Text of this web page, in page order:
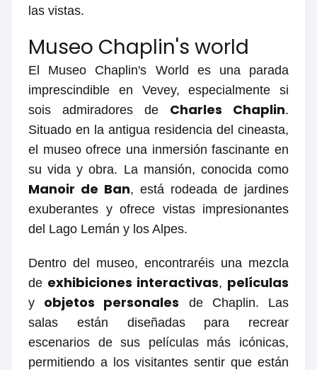
las vistas.
Museo Chaplin's world
El Museo Chaplin's World es una parada
imprescindible en Vevey, especialmente si
sois admiradores de Charles Chaplin.
Situado en la antigua residencia del cineasta,
el museo ofrece una inmersión fascinante en
su vida y obra. La mansión, conocida como
Manoir de Ban, está rodeada de jardines
exuberantes y ofrece vistas impresionantes
del Lago Lemán y los Alpes.
Dentro del museo, encontraréis una mezcla
de exhibiciones interactivas, películas
y objetos personales de Chaplin. Las
salas están diseñadas para recrear
escenarios de sus películas más icónicas,
permitiendo a los visitantes sentir que están